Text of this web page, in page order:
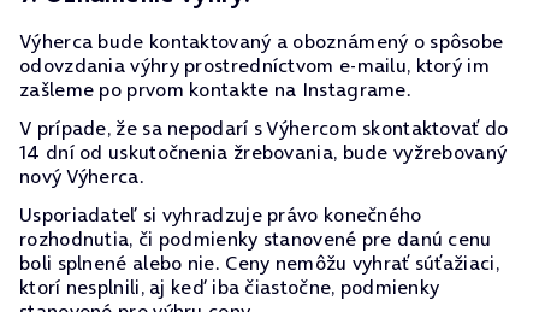
Výherca bude kontaktovaný a oboznámený o spôsobe
odovzdania výhry prostredníctvom e-mailu, ktorý im
zašleme po prvom kontakte na Instagrame.
V prípade, že sa nepodarí s Výhercom skontaktovať do
14 dní od uskutočnenia žrebovania, bude vyžrebovaný
nový Výherca.
Usporiadateľ si vyhradzuje právo konečného
rozhodnutia, či podmienky stanovené pre danú cenu
boli splnené alebo nie. Ceny nemôžu vyhrať súťažiaci,
ktorí nesplnili, aj keď iba čiastočne, podmienky